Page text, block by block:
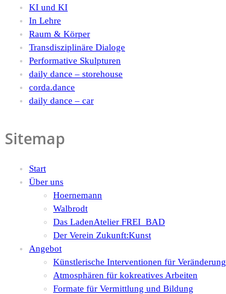
KI und KI
In Lehre
Raum & Körper
Transdisziplinäre Dialoge
Performative Skulpturen
daily dance – storehouse
corda.dance
daily dance – car
Sitemap
Start
Über uns
Hoernemann
Walbrodt
Das LadenAtelier FREI_BAD
Der Verein Zukunft:Kunst
Angebot
Künstlerische Interventionen für Veränderung
Atmosphären für kokreatives Arbeiten
Formate für Vermittlung und Bildung